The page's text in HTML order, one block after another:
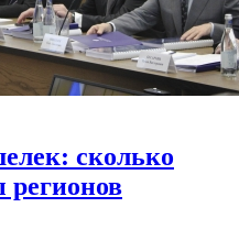
сколько
регионов